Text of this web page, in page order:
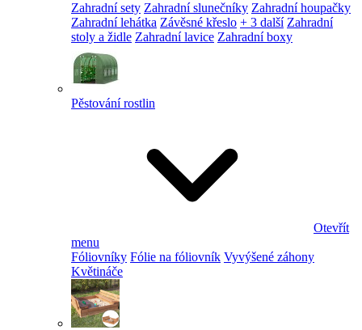
Zahradní sety Zahradní slunečníky Zahradní houpačky
Zahradní lehátka Závěsné křeslo + 3 další Zahradní
stoly a židle Zahradní lavice Zahradní boxy
Pěstování rostlin
Otevřít
menu
Fóliovníky Fólie na fóliovník Vyvýšené záhony
Květináče